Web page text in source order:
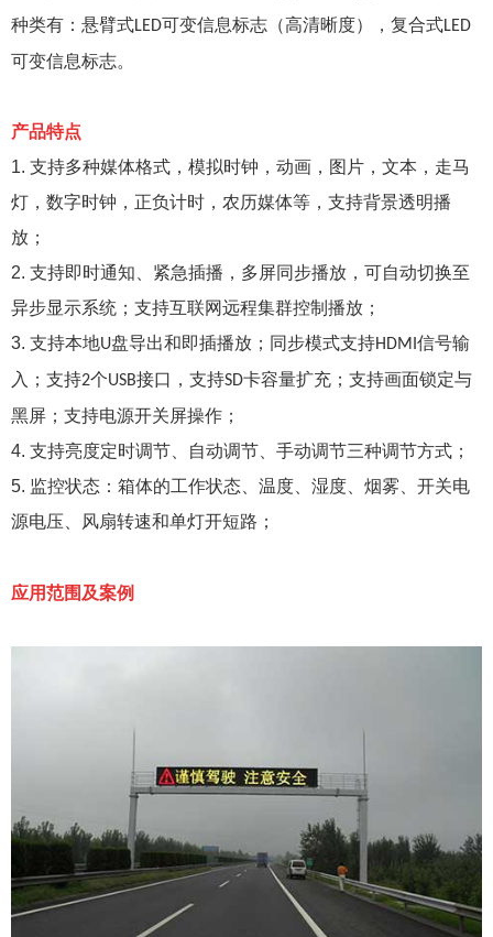
种类有：悬臂式LED可变信息标志（高清晰度），复合式LED
可变信息标志。
产品特点
1. 支持多种媒体格式，模拟时钟，动画，图片，文本，走马
灯，数字时钟，正负计时，农历媒体等，支持背景透明播
放；
2. 支持即时通知、紧急插播，多屏同步播放，可自动切换至
异步显示系统；支持互联网远程集群控制播放；
3. 支持本地U盘导出和即插播放；同步模式支持HDMI 信号输
入；支持2个USB接口，支持SD卡容量扩充；支持画面锁定与
黑屏；支持电源开关屏操作；
4. 支持亮度定时调节、自动调节、手动调节三种调节方式；
5. 监控状态：箱体的工作状态、温度、湿度、烟雾、开关电
源电压、风扇转速和单灯开短路；
应用范围及案例